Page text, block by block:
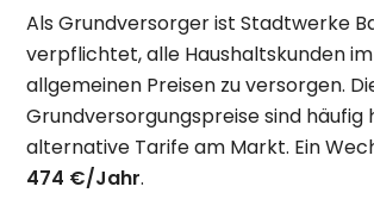
Als Grundversorger ist Stadtwerke
verpflichtet, alle Haushaltskunden
allgemeinen Preisen zu versorgen.
Grundversorgungspreise sind häufig
alternative Tarife am Markt. Ein
474 €/Jahr.